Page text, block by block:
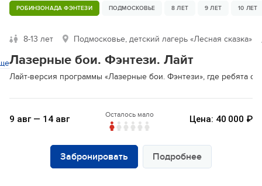
РОБИНЗОНАДА ФЭНТЕЗИ ПОДМОСКОВЬЕ 8 ЛЕТ 9 ЛЕТ 10 ЛЕТ
8-13 лет Подмосковье, детский лагерь «Лесная сказка»
Лазерные бои. Фэнтези. Лайт
Лайт-версия программы «Лазерные бои. Фэнтези», где ребята
9 авг — 14 авг Осталось мало Цена: 40 000 ₽
Забронировать Подробнее